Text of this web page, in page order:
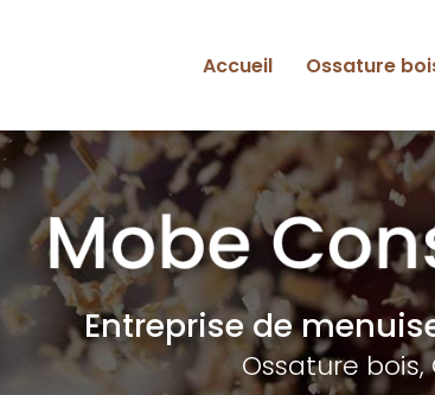
Accueil Ossature
Entreprise de
Ossature